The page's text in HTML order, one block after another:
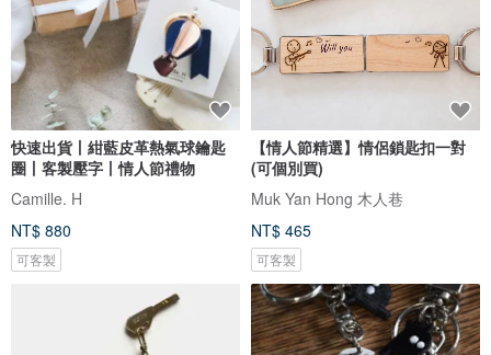
快速出貨丨紺藍皮革熱氣球鑰匙
圈丨客製壓字丨情人節禮物
Camille. H
NT$ 880
可客製
【情人節精選】情侶鎖匙扣一對
(可個別買)
Muk Yan Hong 木人巷
NT$ 465
可客製